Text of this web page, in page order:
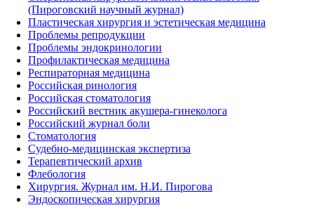
(Пироговский научный журнал)
Пластическая хирургия и эстетическая медицина
Проблемы репродукции
Проблемы эндокринологии
Профилактическая медицина
Респираторная медицина
Российская ринология
Российская стоматология
Российский вестник акушера-гинеколога
Российский журнал боли
Стоматология
Судебно-медицинская экспертиза
Терапевтический архив
Флебология
Хирургия. Журнал им. Н.И. Пирогова
Эндоскопическая хирургия